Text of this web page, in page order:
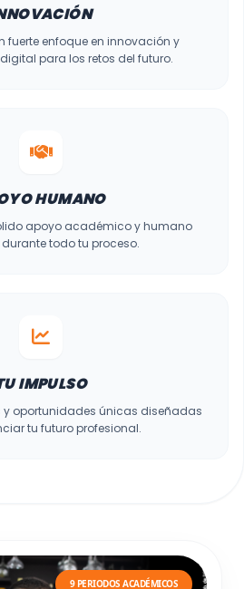
fuerte enfoque en innovación y
para los retos del futuro.
HUMANO
apoyo académico y humano
todo tu proceso.
IMPULSO
y oportunidades únicas diseñadas
tu futuro profesional.
9 PERIODOS ACADÉMICOS